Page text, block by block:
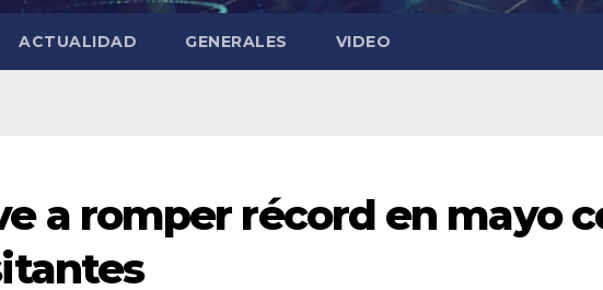
ACTUALIDAD GENERALES VIDEO
a romper récord en mayo